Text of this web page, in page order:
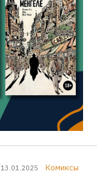
13.01.2025 Комиксы